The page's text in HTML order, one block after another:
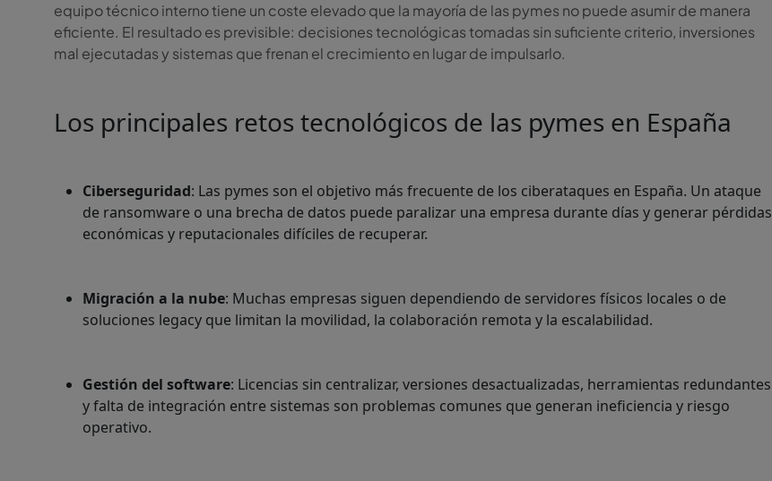
equipo técnico interno tiene un coste elevado que la mayoría de las pymes no puede asumir de manera
eficiente. El resultado es previsible: decisiones tecnológicas tomadas sin suficiente criterio, inversiones
mal ejecutadas y sistemas que frenan el crecimiento en lugar de impulsarlo.
Los principales retos tecnológicos de las pymes en España
Ciberseguridad: Las pymes son el objetivo más frecuente de los ciberataques en España. Un ataque
de ransomware o una brecha de datos puede paralizar una empresa durante días y generar pérdidas
económicas y reputacionales difíciles de recuperar.
Migración a la nube: Muchas empresas siguen dependiendo de servidores físicos locales o de
soluciones legacy que limitan la movilidad, la colaboración remota y la escalabilidad.
Gestión del software: Licencias sin centralizar, versiones desactualizadas, herramientas redundantes
y falta de integración entre sistemas son problemas comunes que generan ineficiencia y riesgo
operativo.